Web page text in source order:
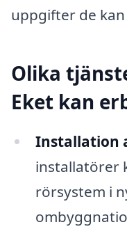
uppgifter de
Olika
Eket kan
Installation
installatörer
rörsystem i